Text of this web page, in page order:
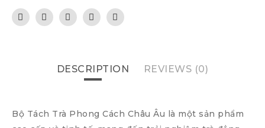
DESCRIPTION REVIEWS (0)
Bộ Tách Trà Phong Cách Châu Âu là một sản phẩm